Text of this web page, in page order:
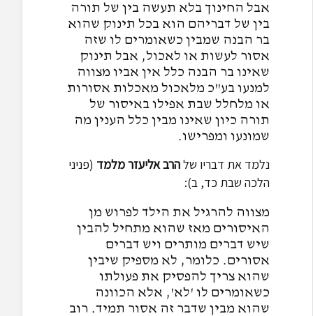
אבל החינוך בלא תעשה בין של תורה
בין של דבריהם הוא בכל תינוק שהוא
בר הבנה שמבין כשאומרים לו שזה
אסור לעשות או לאכול, אבל תינוק
שאינו בר הבנה כלל אין אביו מצווה
למנעו בע"כ מלאכול מאכלות אסורות
או מלחלל שבת אפילו באיסור של
תורה כיון שאינו מבין כלל הענין מה
שמונעו ומפרישו.
נלמד את דבריו שלהרב אליעזר מלמד (פניני
הלכה שבת כד, ב):
מצווה להרגיל את הילד לפרוש מן
האיסורים מאז שהוא מתחיל להבין
שיש דברים מותרים ויש דברים
אסורים. כלומר, לא מספיק שיבין
שהוא צריך להפסיק את פעולתו
כשאומרים לו 'לא', אלא הכוונה
שהוא מבין שדבר זה אסור תמיד. רוב